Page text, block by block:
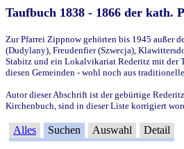
Taufbuch 1838 - 1866 der kath.
Zur Pfarrei Zippnow gehörten bis 1945 außer
(Dudylany), Freudenfier (Szwecja),
Stabitz und ein Lokalvikariat Rederitz mit der
diesen Gemeinden - wohl noch aus
Autor dieser Abschrift ist der gebürtige
Kirchenbuch, sind in dieser Liste korrigiert
Alles Suchen Auswahl Detail